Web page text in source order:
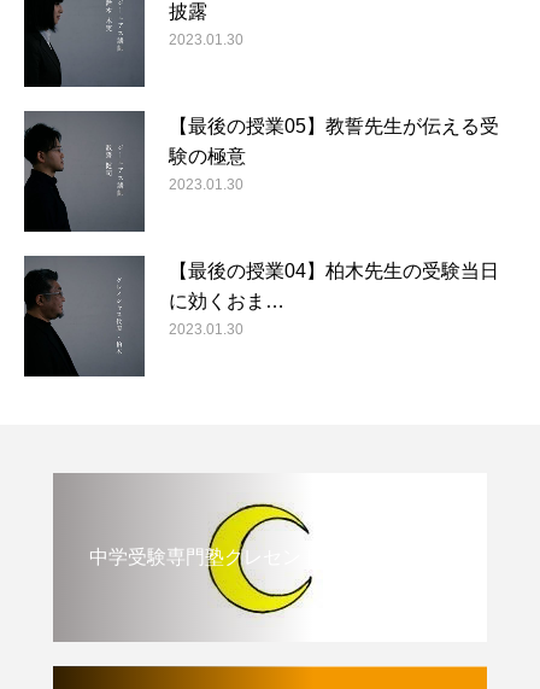
披露
2023.01.30
【最後の授業05】教誓先生が伝える受
験の極意
2023.01.30
【最後の授業04】柏木先生の受験当日
に効くおま…
2023.01.30
中学受験専門塾クレセント